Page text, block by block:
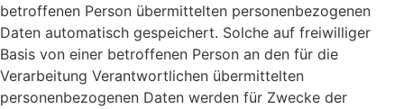
betroffenen Person übermittelten personenbezogenen
Daten automatisch gespeichert. Solche auf freiwilliger
Basis von einer betroffenen Person an den für die
Verarbeitung Verantwortlichen übermittelten
personenbezogenen Daten werden für Zwecke der